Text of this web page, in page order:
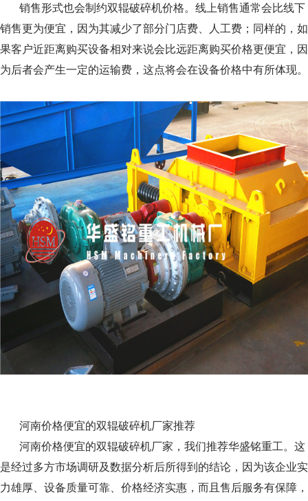
销售形式也会制约双辊破碎机价格。线上销售通常会比线下
销售更为便宜，因为其减少了部分门店费、人工费；同样的，如
果客户近距离购买设备相对来说会比远距离购买价格更便宜，因
为后者会产生一定的运输费，这点将会在设备价格中有所体现。
河南价格便宜的双辊破碎机厂家推荐
河南价格便宜的双辊破碎机厂家，我们推荐华盛铭重工。这
是经过多方市场调研及数据分析后所得到的结论，因为该企业实
力雄厚、设备质量可靠、价格经济实惠，而且售后服务有保障，